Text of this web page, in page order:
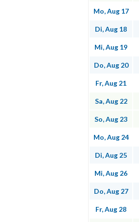
Mo, Aug 17
Di, Aug 18
Mi, Aug 19
Do, Aug 20
Fr, Aug 21
Sa, Aug 22
So, Aug 23
Mo, Aug 24
Di, Aug 25
Mi, Aug 26
Do, Aug 27
Fr, Aug 28